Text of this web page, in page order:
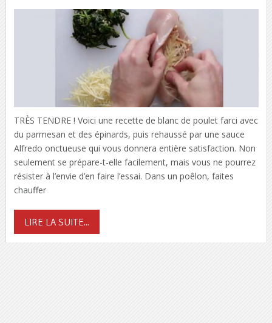
TRÈS TENDRE ! Voici une recette de blanc de poulet farci avec
du parmesan et des épinards, puis rehaussé par une sauce
Alfredo onctueuse qui vous donnera entière satisfaction. Non
seulement se prépare-t-elle facilement, mais vous ne pourrez
résister à l’envie d’en faire l’essai. Dans un poêlon, faites
chauffer
LIRE LA SUITE...